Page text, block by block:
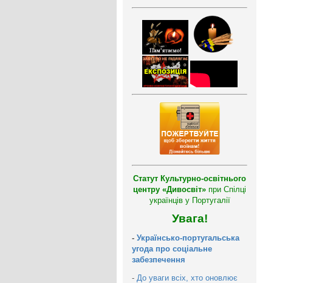
Статут Культурно-освітнього
центру «Дивосвіт» при Спілці
українців у Португалії
Увага!
- Українсько-португальська
угода про соціальне
забезпечення
- До уваги всіх, хто оновлює